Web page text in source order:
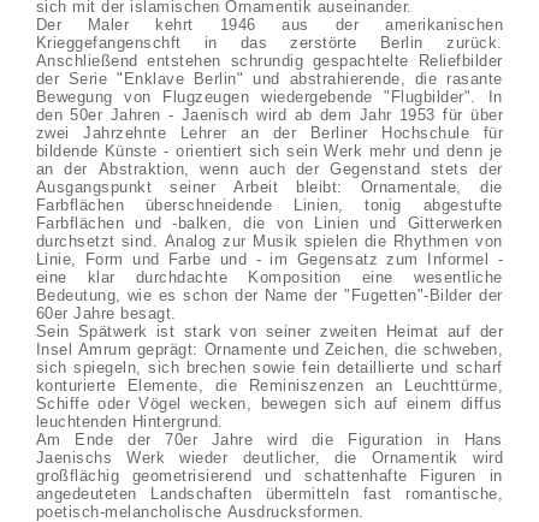
sich mit der islamischen Ornamentik auseinander.
Der Maler kehrt 1946 aus der amerikanischen
Krieggefangenschft in das zerstörte Berlin zurück.
Anschließend entstehen schrundig gespachtelte Reliefbilder
der Serie "Enklave Berlin" und abstrahierende, die rasante
Bewegung von Flugzeugen wiedergebende "Flugbilder". In
den 50er Jahren - Jaenisch wird ab dem Jahr 1953 für über
zwei Jahrzehnte Lehrer an der Berliner Hochschule für
bildende Künste - orientiert sich sein Werk mehr und denn je
an der Abstraktion, wenn auch der Gegenstand stets der
Ausgangspunkt seiner Arbeit bleibt: Ornamentale, die
Farbflächen überschneidende Linien, tonig abgestufte
Farbflächen und -balken, die von Linien und Gitterwerken
durchsetzt sind. Analog zur Musik spielen die Rhythmen von
Linie, Form und Farbe und - im Gegensatz zum Informel -
eine klar durchdachte Komposition eine wesentliche
Bedeutung, wie es schon der Name der "Fugetten"-Bilder der
60er Jahre besagt.
Sein Spätwerk ist stark von seiner zweiten Heimat auf der
Insel Amrum geprägt: Ornamente und Zeichen, die schweben,
sich spiegeln, sich brechen sowie fein detaillierte und scharf
konturierte Elemente, die Reminiszenzen an Leuchttürme,
Schiffe oder Vögel wecken, bewegen sich auf einem diffus
leuchtenden Hintergrund.
Am Ende der 70er Jahre wird die Figuration in Hans
Jaenischs Werk wieder deutlicher, die Ornamentik wird
großflächig geometrisierend und schattenhafte Figuren in
angedeuteten Landschaften übermitteln fast romantische,
poetisch-melancholische Ausdrucksformen.